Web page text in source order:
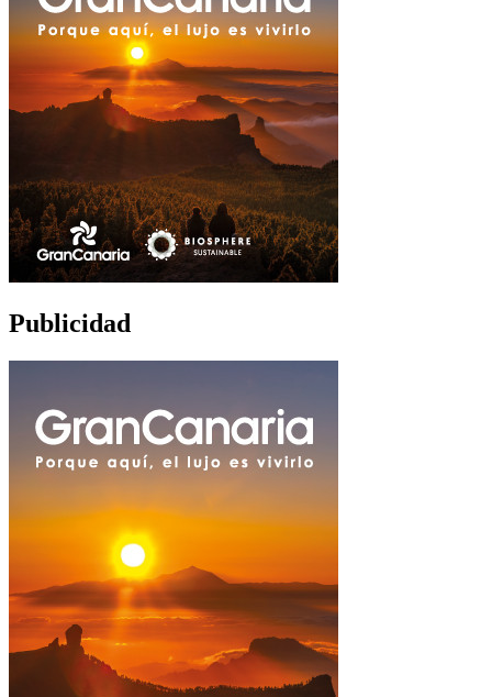
Publicidad